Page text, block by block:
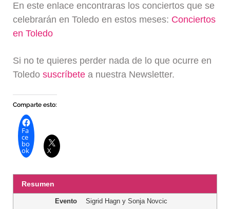
En este enlace encontraras los conciertos que se
celebrarán en Toledo en estos meses: Conciertos
en Toledo
Si no te quieres perder nada de lo que ocurre en
Toledosuscríbete a nuestra Newsletter.
Comparte esto:
Fa
ce
bo
ok X
Resumen
Evento Sigrid Hagn y Sonja Novcic